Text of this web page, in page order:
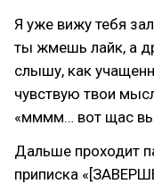
Я уже вижу тебя
ты жмешь лайк, а
слышу, как
чувствую твои
«мммм… вот щас
Дальше проходит
приписка